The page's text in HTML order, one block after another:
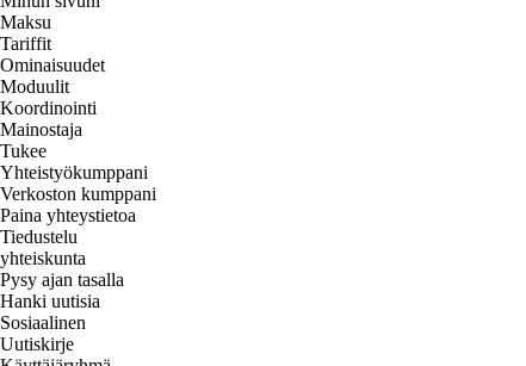
Maksu
Tariffit
Ominaisuudet
Moduulit
Koordinointi
Mainostaja
Tukee
Yhteistyökumppani
Verkoston kumppani
Paina yhteystietoa
Tiedustelu
yhteiskunta
Pysy ajan tasalla
Hanki uutisia
Sosiaalinen
Uutiskirje